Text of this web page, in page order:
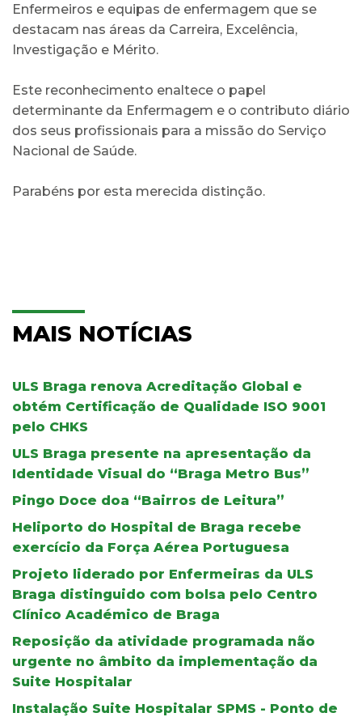
Enfermeiros e equipas de enfermagem que se
destacam nas áreas da Carreira, Excelência,
Investigação e Mérito.
Este reconhecimento enaltece o papel
determinante da Enfermagem e o contributo diário
dos seus profissionais para a missão do Serviço
Nacional de Saúde.
Parabéns por esta merecida distinção.
MAIS NOTÍCIAS
ULS Braga renova Acreditação Global e
obtém Certificação de Qualidade ISO 9001
pelo CHKS
ULS Braga presente na apresentação da
Identidade Visual do “Braga Metro Bus”
Pingo Doce doa “Bairros de Leitura”
Heliporto do Hospital de Braga recebe
exercício da Força Aérea Portuguesa
Projeto liderado por Enfermeiras da ULS
Braga distinguido com bolsa pelo Centro
Clínico Académico de Braga
Reposição da atividade programada não
urgente no âmbito da implementação da
Suite Hospitalar
Instalação Suite Hospitalar SPMS - Ponto de